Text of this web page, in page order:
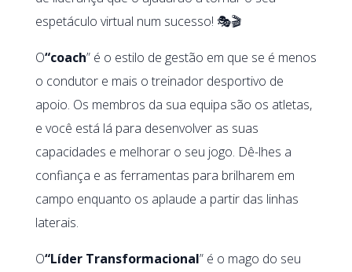
espetáculo virtual num sucesso! 🎭🎬
O“coach” é o estilo de gestão em que se é menos
o condutor e mais o treinador desportivo de
apoio. Os membros da sua equipa são os atletas,
e você está lá para desenvolver as suas
capacidades e melhorar o seu jogo. Dê-lhes a
confiança e as ferramentas para brilharem em
campo enquanto os aplaude a partir das linhas
laterais.
O“Líder Transformacional” é o mago do seu